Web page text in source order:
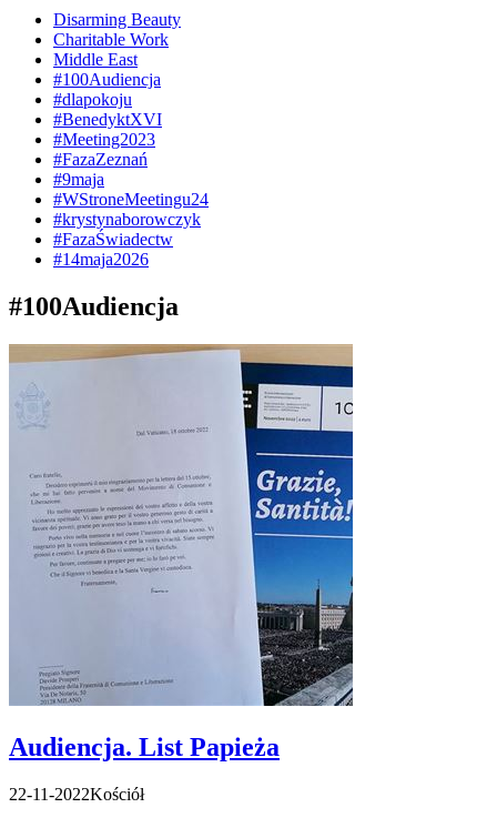
Disarming Beauty
Charitable Work
Middle East
#100Audiencja
#dlapokoju
#BenedyktXVI
#Meeting2023
#FazaZeznań
#9maja
#WStroneMeetingu24
#krystynaborowczyk
#FazaŚwiadectw
#14maja2026
#100Audiencja
Audiencja. List Papieża
22-11-2022Kościół